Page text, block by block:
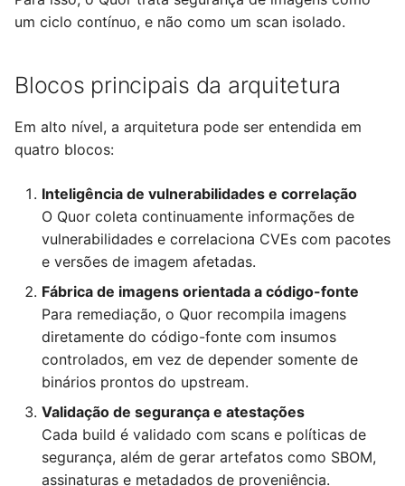
um ciclo contínuo, e não como um scan isolado.
Blocos principais da arquitetura
Em alto nível, a arquitetura pode ser entendida em
quatro blocos:
Inteligência de vulnerabilidades e correlação
O Quor coleta continuamente informações de
vulnerabilidades e correlaciona CVEs com pacotes
e versões de imagem afetadas.
Fábrica de imagens orientada a código-fonte
Para remediação, o Quor recompila imagens
diretamente do código-fonte com insumos
controlados, em vez de depender somente de
binários prontos do upstream.
Validação de segurança e atestações
Cada build é validado com scans e políticas de
segurança, além de gerar artefatos como SBOM,
assinaturas e metadados de proveniência.